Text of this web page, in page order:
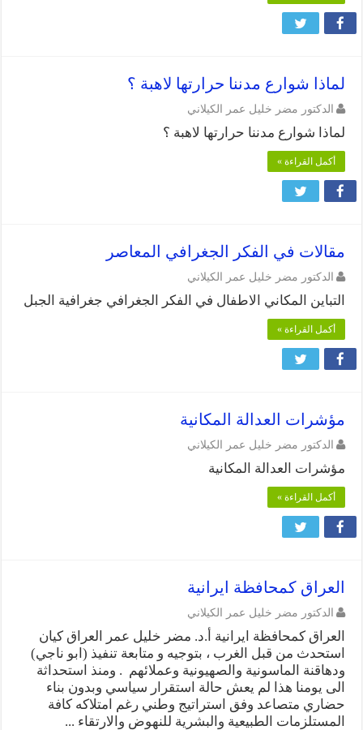
لماذا شوارع مدننا حرارتها لاهبة ؟
الدكتور مضر خليل عمر الكيلاني
لماذا شوارع مدننا حرارتها لاهبة ؟
أكمل القراءة »
مقالات في الفكر الجغرافي المعاصر
الدكتور مضر خليل عمر الكيلاني
التباين المكاني الاطفال في الفكر الجغرافي جغرافية الجبل
أكمل القراءة »
مؤشرات العدالة المكانية
الدكتور مضر خليل عمر الكيلاني
مؤشرات العدالة المكانية
أكمل القراءة »
العراق كمحافظة ايرانية
الدكتور مضر خليل عمر الكيلاني
العراق كمحافظة ايرانية أ.د. مضر خليل عمر العراق كيان
استحدث من قبل الغرب ، بتوجيه و متابعة تنفيذ (ابو ناجي)
ودهاقنة الماسونية والصهيونية وعملائهم . ومنذ استحداثة
الى يومنا هذا لم يعش حالة استقرار سياسي وبدون بناء
حضاري متصاعد وفق استراتيج وطني رغم امتلاكه كافة
المستلزمات الطبيعية والبشرية للنهوض والارتقاء ...